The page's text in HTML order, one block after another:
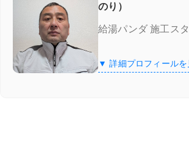
具体的なリスク
濡れた手での操作や水濡れ放置は厳禁
のり）
給湯パンダ 施工ス
▼ 詳細プロフィールを